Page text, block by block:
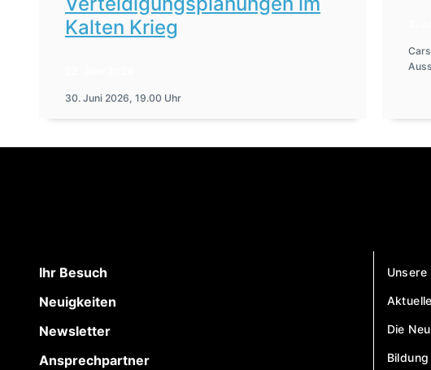
Kalten Krieg
30. Juni 2026, 19.00 Uhr
Ihr Besuch
Neuigkeiten
Newsletter
Ansprechpartner
Unsere
Die